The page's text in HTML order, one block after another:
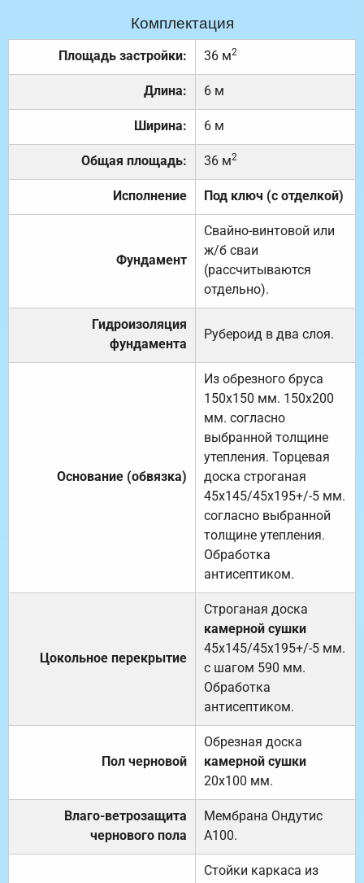
Комплектация
Площадь застройки: 36 м2
Длина: 6 м
Ширина: 6 м
Общая площадь: 36 м2
Исполнение Под ключ (с отделкой)
Фундамент
Свайно-винтовой или
ж/б сваи
(рассчитываются
отдельно).
Гидроизоляция
фундамента
Рубероид в два слоя.
Основание (обвязка)
Из обрезного бруса
150х150 мм. 150х200
мм. согласно
выбранной толщине
утепления. Торцевая
доска строганая
45х145/45х195+/-5 мм.
согласно выбранной
толщине утепления.
Обработка
антисептиком.
Цокольное перекрытие
Строганая доска
камерной сушки
45х145/45х195+/-5 мм.
с шагом 590 мм.
Обработка
антисептиком.
Пол черновой
Обрезная доска
камерной сушки
20х100 мм.
Влаго-ветрозащита
чернового пола
Мембрана Ондутис
А100.
Стойки каркаса из